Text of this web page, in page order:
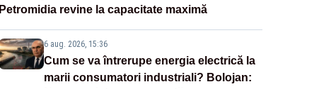
Petromidia revine la capacitate maximă
6 aug. 2026, 15:36
Cum se va întrerupe energia electrică la
marii consumatori industriali? Bolojan: